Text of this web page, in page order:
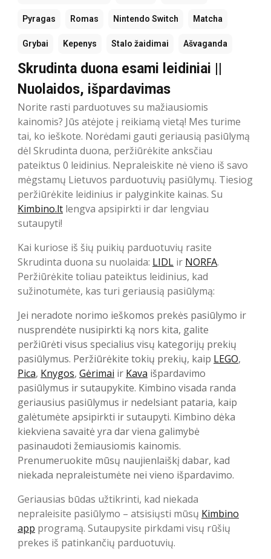
Pyragas Romas Nintendo Switch Matcha
Grybai Kepenys Stalo žaidimai Ašvaganda
Skrudinta duona esami leidiniai ||
Nuolaidos, išpardavimas
Norite rasti parduotuves su mažiausiomis
kainomis? Jūs atėjote į reikiamą vietą! Mes turime
tai, ko ieškote. Norėdami gauti geriausią pasiūlymą
dėl Skrudinta duona, peržiūrėkite anksčiau
pateiktus 0 leidinius. Nepraleiskite nė vieno iš savo
mėgstamų Lietuvos parduotuvių pasiūlymų. Tiesiog
peržiūrėkite leidinius ir palyginkite kainas. Su
Kimbino.lt lengva apsipirkti ir dar lengviau
sutaupyti!
Kai kuriose iš šių puikių parduotuvių rasite
Skrudinta duona su nuolaida: LIDL ir NORFA.
Peržiūrėkite toliau pateiktus leidinius, kad
sužinotumėte, kas turi geriausią pasiūlymą:
Jei neradote norimo ieškomos prekės pasiūlymo ir
nusprendėte nusipirkti ką nors kita, galite
peržiūrėti visus specialius visų kategorijų prekių
pasiūlymus. Peržiūrėkite tokių prekių, kaip LEGO,
Pica, Knygos, Gėrimai ir Kava išpardavimo
pasiūlymus ir sutaupykite. Kimbino visada randa
geriausius pasiūlymus ir nedelsiant pataria, kaip
galėtumėte apsipirkti ir sutaupyti. Kimbino dėka
kiekviena savaitė yra dar viena galimybė
pasinaudoti žemiausiomis kainomis.
Prenumeruokite mūsų naujienlaiškį dabar, kad
niekada nepraleistumėte nei vieno išpardavimo.
Geriausias būdas užtikrinti, kad niekada
nepraleisite pasiūlymo – atsisiųsti mūsų Kimbino
app programą. Sutaupysite pirkdami visų rūšių
prekes iš patinkančių parduotuvių.